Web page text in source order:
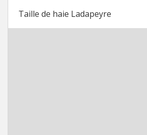
Taille de haie Ladapeyre